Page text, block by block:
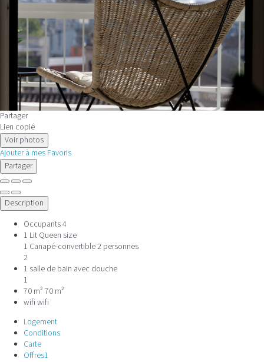
Partager
Lien copié
Voir photos
Ajouter à mes Favoris
Partager
Description
Occupants4
1 Lit Queen size
1 Canapé-convertible 2 personnes
2
1 salle de bain avec douche
1
70 m² 70 m²
wifi wifi
Logement
Conditions
Carte
Offres1